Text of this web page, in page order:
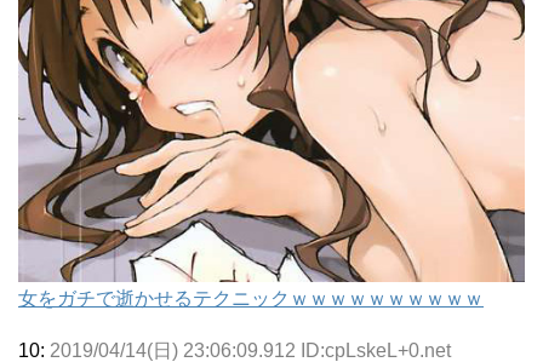
女をガチで逝かせるテクニックｗｗｗｗｗｗｗｗｗｗ
10: 2019/04/14(日) 23:06:09.912 ID:cpLskeL+0.net